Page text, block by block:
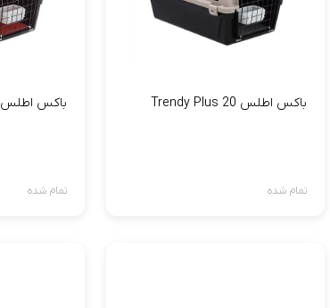
باکس اطلس 20 Trendy Plus
تمام شده
باکس اطلس 10 Trendy Plus
تمام شده